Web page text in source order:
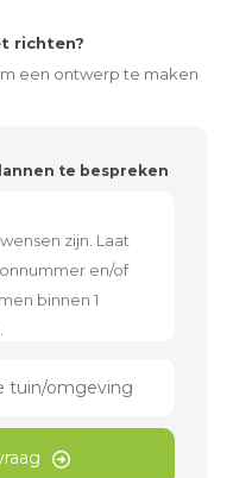
richten?
een ontwerp te maken
te bespreken
tuin/omgeving